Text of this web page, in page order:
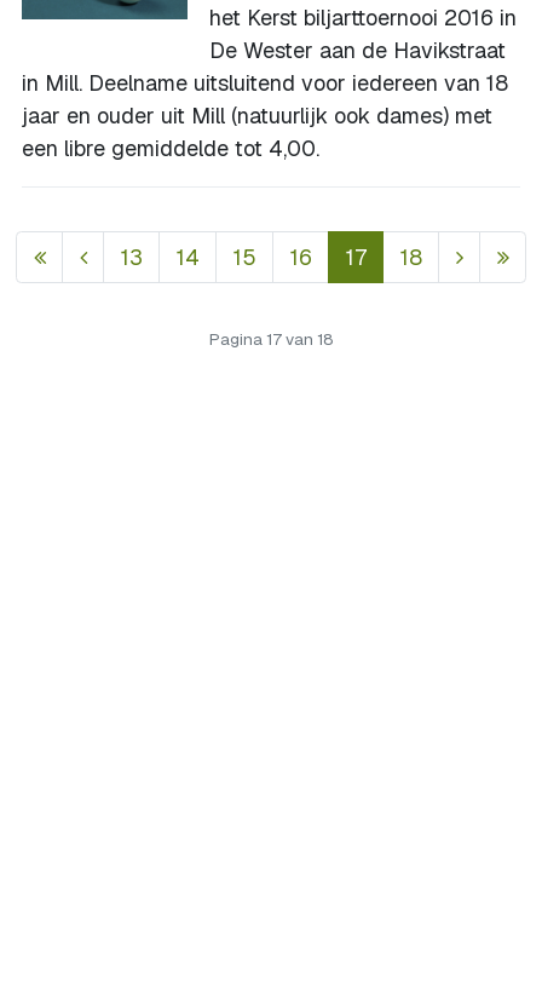
het Kerst biljarttoernooi 2016 in
De Wester aan de Havikstraat
in Mill. Deelname uitsluitend voor iedereen van 18
jaar en ouder uit Mill (natuurlijk ook dames) met
een libre gemiddelde tot 4,00.
13 14 15 16 17 18
Pagina 17 van 18